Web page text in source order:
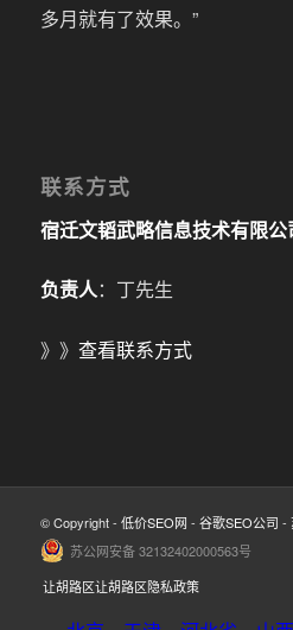
多月就有了效果。”
联系方式
宿迁文韬武略信息技术有限公
负责人：丁先生
》》 查看联系方式
© Copyright - 低价SEO网 - 谷歌SEO公司 -
苏公网安备 32132402000563号
让胡路区让胡路区隐私政策